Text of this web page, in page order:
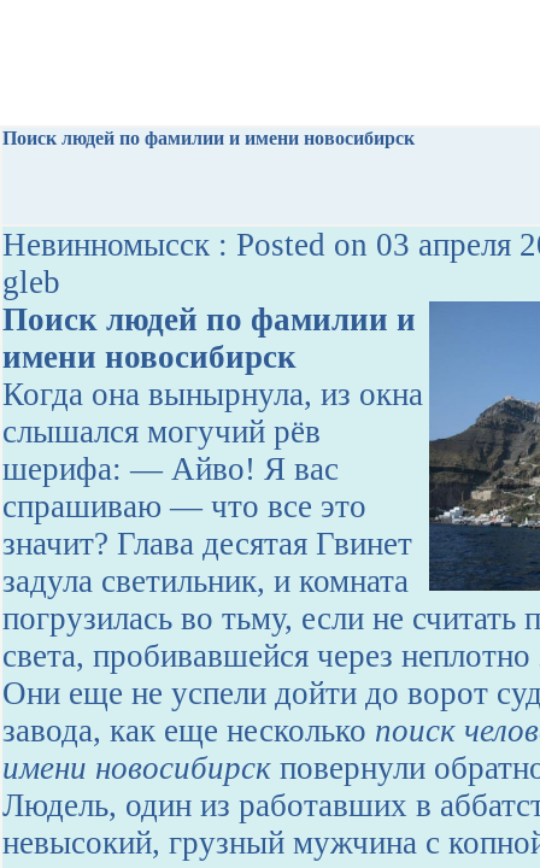
Поиск людей по фамилии и имени новосибирск
Невинномысск : Posted on 03 апреля
gleb
Поиск людей по фамилии и
имени новосибирск
Когда она вынырнула, из окна
слышался могучий рёв
шерифа: — Айво! Я вас
спрашиваю — что все это
значит? Глава десятая Гвинет
задула светильник, и комната
погрузилась во тьму, если не считать
света, пробивавшейся через
Они еще не успели дойти до ворот
завода, как еще несколько поиск
имени новосибирск повернули
Людель, один из работавших в
невысокий, грузный мужчина с